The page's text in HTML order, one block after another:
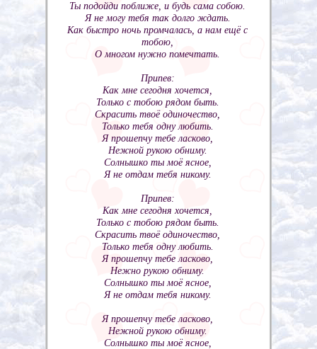
Ты подойди поближе, и будь сама собою.
Я не могу тебя так долго ждать.
Как быстро ночь промчалась, а нам ещё с
тобою,
О многом нужно помечтать.
Припев:
Как мне сегодня хочется,
Только с тобою рядом быть.
Скрасить твоё одиночество,
Только тебя одну любить.
Я прошепчу тебе ласково,
Нежной рукою обниму.
Солнышко ты моё ясное,
Я не отдам тебя никому.
Припев:
Как мне сегодня хочется,
Только с тобою рядом быть.
Скрасить твоё одиночество,
Только тебя одну любить.
Я прошепчу тебе ласково,
Нежно рукою обниму.
Солнышко ты моё ясное,
Я не отдам тебя никому.
Я прошепчу тебе ласково,
Нежной рукою обниму.
Солнышко ты моё ясное,